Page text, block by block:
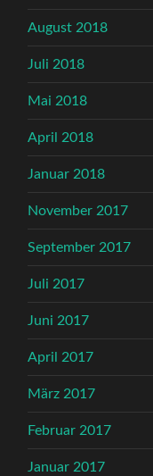
August 2018
Juli 2018
Mai 2018
April 2018
Januar 2018
November 2017
September 2017
Juli 2017
Juni 2017
April 2017
März 2017
Februar 2017
Januar 2017